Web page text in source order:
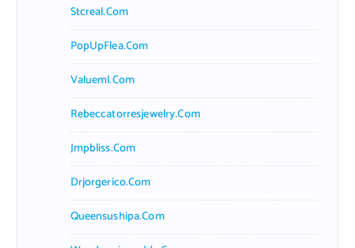
Stcreal.com
PopUpFlea.com
Valueml.com
Rebeccatorresjewelry.com
Jmpbliss.com
Drjorgerico.com
Queensushipa.com